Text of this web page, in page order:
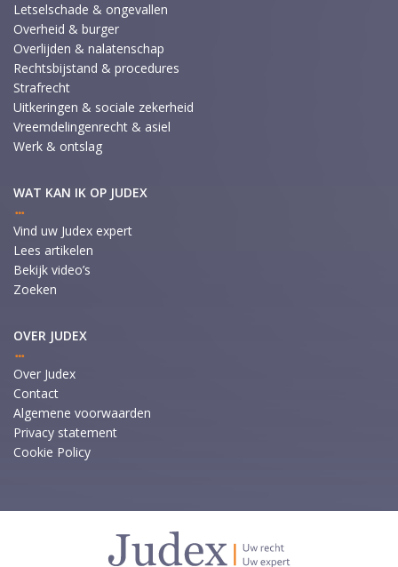
Letselschade & ongevallen
Overheid & burger
Overlijden & nalatenschap
Rechtsbijstand & procedures
Strafrecht
Uitkeringen & sociale zekerheid
Vreemdelingenrecht & asiel
Werk & ontslag
WAT KAN IK OP JUDEX
Vind uw Judex expert
Lees artikelen
Bekijk video’s
Zoeken
OVER JUDEX
Over Judex
Contact
Algemene voorwaarden
Privacy statement
Cookie Policy